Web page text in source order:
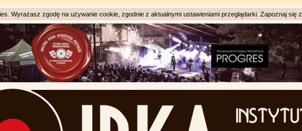
Wyrażasz zgodę na używanie cookie, zgodnie z aktualnymi ustawieniami przeglądarki. Zapoznaj się z